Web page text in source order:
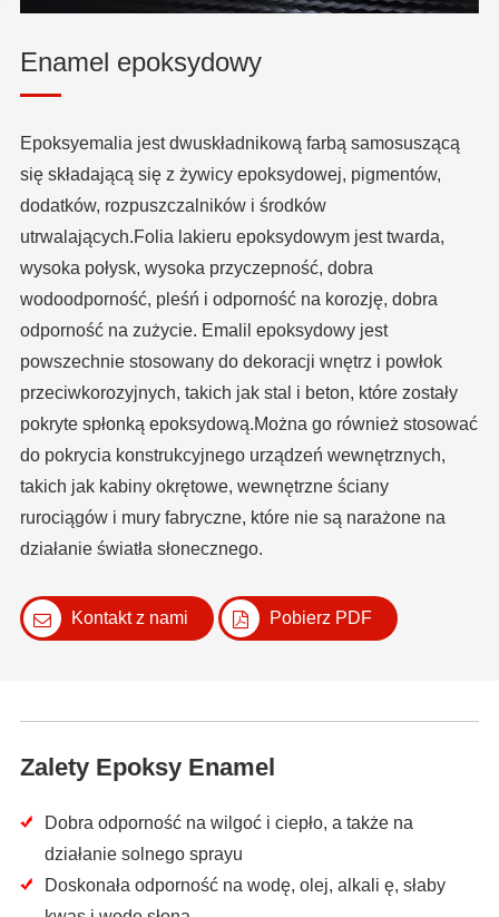
Enamel epoksydowy
Epoksyemalia jest dwuskładnikową farbą samosuszącą
się składającą się z żywicy epoksydowej, pigmentów,
dodatków, rozpuszczalników i środków
utrwalających.Folia lakieru epoksydowym jest twarda,
wysoka połysk, wysoka przyczepność, dobra
wodoodporność, pleśń i odporność na korozję, dobra
odporność na zużycie. Emalil epoksydowy jest
powszechnie stosowany do dekoracji wnętrz i powłok
przeciwkorozyjnych, takich jak stal i beton, które zostały
pokryte spłonką epoksydową.Można go również stosować
do pokrycia konstrukcyjnego urządzeń wewnętrznych,
takich jak kabiny okrętowe, wewnętrzne ściany
rurociągów i mury fabryczne, które nie są narażone na
działanie światła słonecznego.
Kontakt z nami Pobierz PDF
Zalety Epoksy Enamel
Dobra odporność na wilgoć i ciepło, a także na
działanie solnego sprayu
Doskonała odporność na wodę, olej, alkali ę, słaby